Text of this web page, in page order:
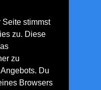
Seite stimmst
zu. Diese
zu
Du
Browsers